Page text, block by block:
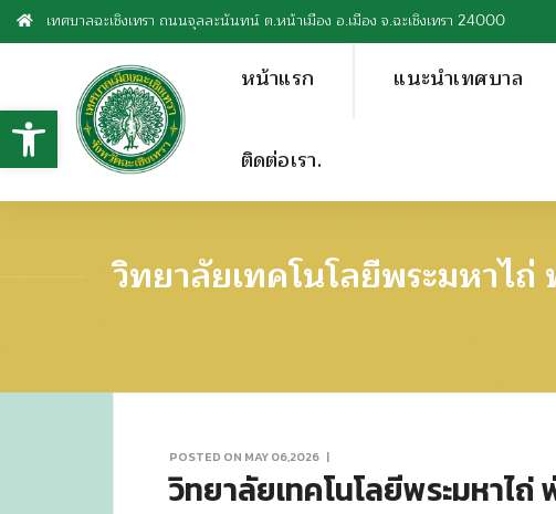
เทศบาลฉะเชิงเทรา ถนนจุลละนันทน์ ต.หน้าเมือง อ.เมือง จ.ฉะเชิงเทรา 24000
หน้าแรก แนะนำเทศบาล
ติดต่อเรา.
วิทยาลัยเทคโนโลยีพระมหาไ
POSTED ON MAY 06,2026 |
วิทยาลัยเทคโนโลยีพระมหาไ
Open toolbar